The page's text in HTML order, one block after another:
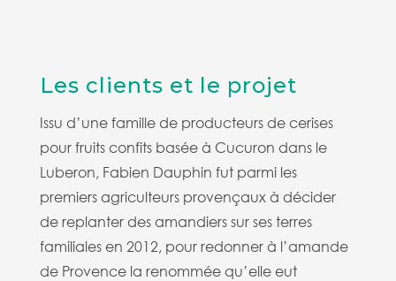
Les clients et le projet
Issu d’une famille de producteurs de cerises
pour fruits confits basée à Cucuron dans le
Luberon, Fabien Dauphin fut parmi les
premiers agriculteurs provençaux à décider
de replanter des amandiers sur ses terres
familiales en 2012, pour redonner à l’amande
de Provence la renommée qu’elle eut